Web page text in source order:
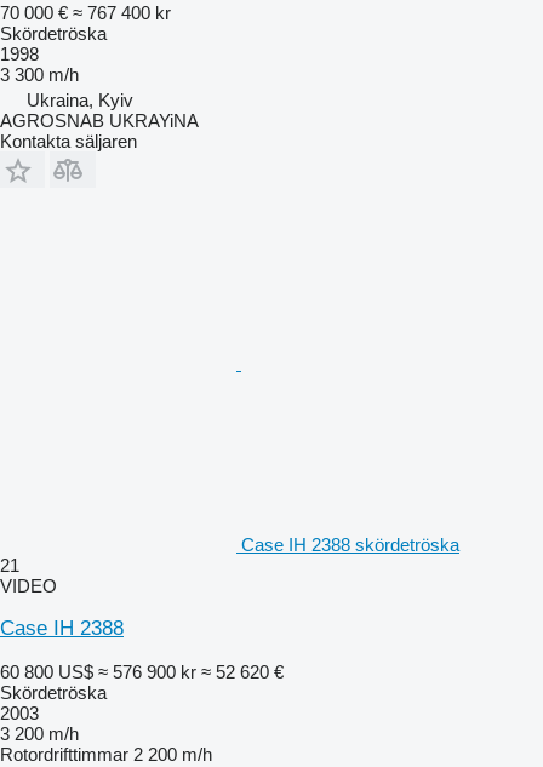
70 000 € ≈ 767 400 kr
Skördetröska
1998
3 300 m/h
Ukraina, Kyiv
AGROSNAB UKRAYiNA
Kontakta säljaren
Case IH 2388 skördetröska
21
VIDEO
Case IH 2388
60 800 US$ ≈ 576 900 kr ≈ 52 620 €
Skördetröska
2003
3 200 m/h
Rotordrifttimmar 2 200 m/h